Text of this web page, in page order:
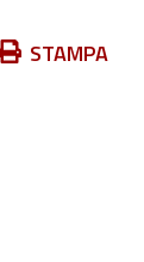
STAMPA